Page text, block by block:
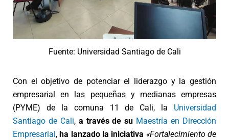
Fuente: Universidad Santiago de Cali
Con el objetivo de potenciar el liderazgo y la gestión
empresarial en las pequeñas y medianas empresas
(PYME) de la comuna 11 de Cali,
la Universidad
Santiago de Cali, a través de su Maestría en Dirección
Empresarial , ha lanzado la iniciativa «Fortalecimiento de